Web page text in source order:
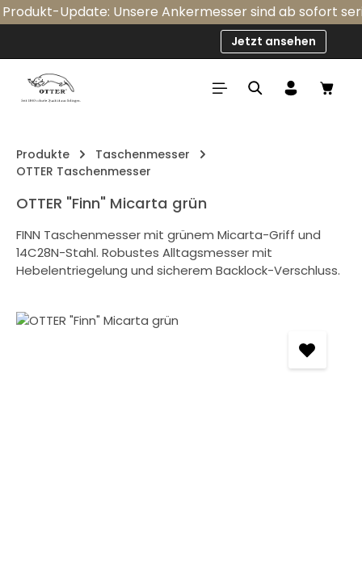
Zum Hauptinhalt springen
Update: Unsere Ankermesser sind ab sofort
Jetzt ansehen
Produkte
Taschenmesser
OTTER Taschenmesser
OTTER "Finn" Micarta grün
FINN Taschenmesser mit grünem Micarta-Griff und
14C28N-Stahl. Robustes Alltagsmesser mit
Hebelentriegelung und sicherem Backlock-Verschluss.
Bildergalerie überspringen